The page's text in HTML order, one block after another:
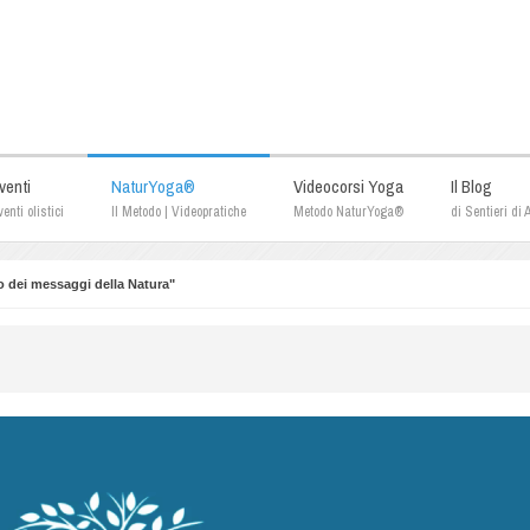
olistici
NaturYoga®
Il Metodo | Videopratiche
Videocorsi Yoga
Metodo NaturYoga®
Il Blog
di Sentieri di
dei messaggi della Natura"